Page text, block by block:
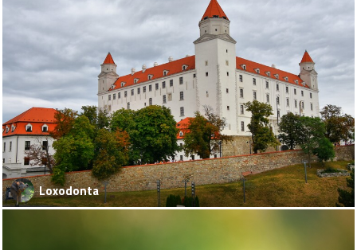
Loxodonta